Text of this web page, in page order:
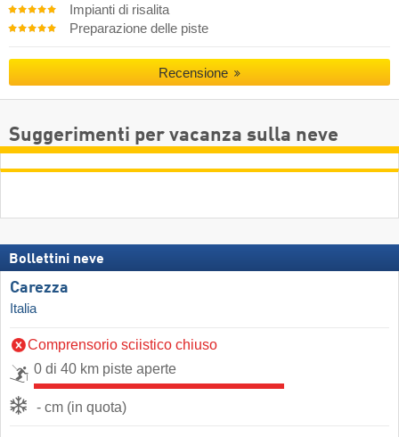
Impianti di risalita
Preparazione delle piste
Recensione
Suggerimenti per vacanza sulla neve
Bollettini neve
Carezza
Italia
Comprensorio sciistico chiuso
0 di 40 km piste aperte
- cm (in quota)